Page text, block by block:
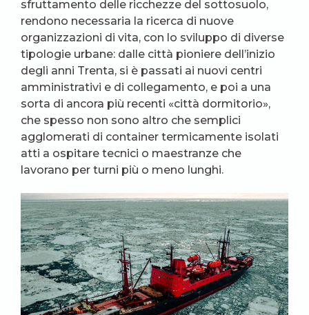
sfruttamento delle ricchezze del sottosuolo,
rendono necessaria la ricerca di nuove
organizzazioni di vita, con lo sviluppo di diverse
tipologie urbane: dalle città pioniere dell’inizio
degli anni Trenta, si è passati ai nuovi centri
amministrativi e di collegamento, e poi a una
sorta di ancora più recenti «città dormitorio»,
che spesso non sono altro che semplici
agglomerati di container termicamente isolati
atti a ospitare tecnici o maestranze che
lavorano per turni più o meno lunghi.